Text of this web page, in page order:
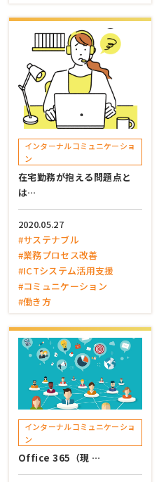
インターナルコミュニケーショ
ン
在宅勤務が抱える問題点と
は…
2020.05.27
#サステナブル
#業務プロセス改善
#ICTシステム活用支援
#コミュニケーション
#働き方
インターナルコミュニケーショ
ン
Office 365（現 …